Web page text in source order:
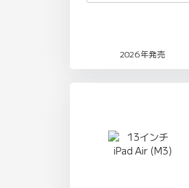
2026年発売